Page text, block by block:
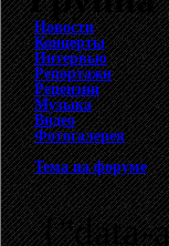
Новости
Концерты
Интервью
Репортажи
Рецензии
Музыка
Видео
Фотогалерея
Тема на форуме
{"data-